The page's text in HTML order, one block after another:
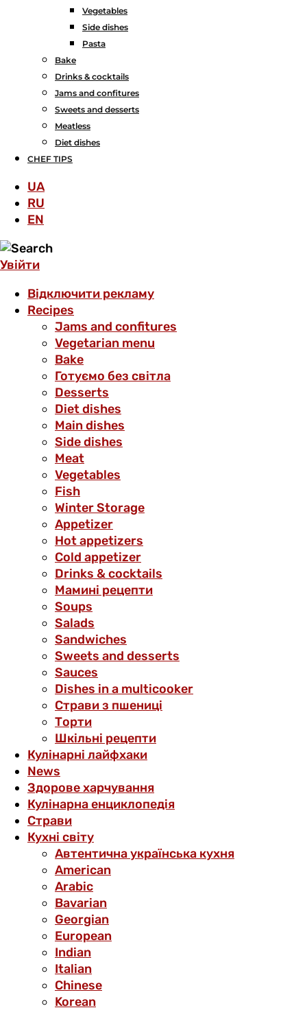
Vegetables
Side dishes
Pasta
Bake
Drinks & cocktails
Jams and confitures
Sweets and desserts
Meatless
Diet dishes
CHEF TIPS
UA
RU
EN
Увійти
Відключити рекламу
Recipes
Jams and confitures
Vegetarian menu
Bake
Готуємо без світла
Desserts
Diet dishes
Main dishes
Side dishes
Meat
Vegetables
Fish
Winter Storage
Аppetizer
Hot appetizers
Cold appetizer
Drinks & cocktails
Мамині рецепти
Soups
Salads
Sandwiches
Sweets and desserts
Sauces
Dishes in a multicooker
Страви з пшениці
Торти
Шкільні рецепти
Кулінарні лайфхаки
News
Здорове харчування
Кулінарна енциклопедія
Страви
Кухні світу
Автентична українська кухня
American
Arabic
Bavarian
Georgian
European
Indian
Italian
Chinese
Korean